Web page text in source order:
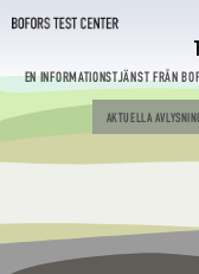
EN INFORMATIONSTJÄNST FRÅN
AKTUELLA